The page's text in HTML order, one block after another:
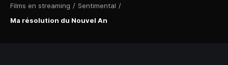
Films en streaming / Sentimental /
Ma résolution du Nouvel An